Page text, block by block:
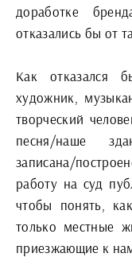
доработке
отказались бы от
Как отказался
художник,
творческий
песня/наше
записана/
работу на суд
чтобы понять,
только местные
приезжающие к